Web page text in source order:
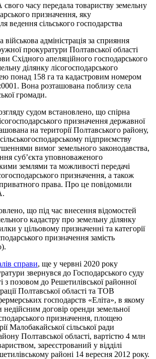
часу передала товариству земельну
призначення, яку
ведення сільського господарства
адміністрація за сприяння
прокуратури Полтавської області
Східного апеляційного господарського
ділянку лісогосподарського
понад 158 га та кадастровим номером
Вона розташована поблизу села
громади.
судом встановлено, що спірна
призначення державної
на території Полтавського району,
підприємству
вимог земельного законодавства,
суб’єкта уповноваженого
землями та можливості передачі
призначення, а також
права. Про це повідомили
що під час внесення відомостей
кадастру про земельну ділянку
у цільовому призначенні та категорії
призначення замість
справи, ще у червні 2020 року
звернувся до Господарського суду
з позовом до Решетилівської районної
Полтавської області та ТОВ
господарств «Еліта», в якому
недійсним договір оренди земельної
призначення, площею
Малобакайської сільської ради
Полтавської області, вартістю 4 млн
зареєстрований у відділі
районі 14 вересня 2012 року.